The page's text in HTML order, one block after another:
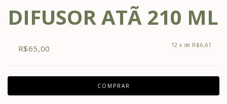
DIFUSOR ATÃ 210 ML
R$65,00 12 x de R$6,61